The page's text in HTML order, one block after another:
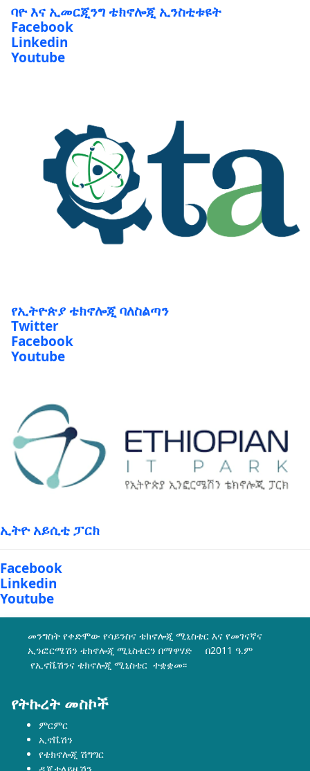
ባዮ እና ኢመርጂንግ ቴክኖሎጂ ኢንስቲቱዩት
Facebook
Linkedin
Youtube
የኢትዮጵያ ቴክኖሎጂ ባለስልጣን
Twitter
Facebook
Youtube
ኢትዮ አይሲቲ ፓርክ
Facebook
Linkedin
Youtube
መንግስት የቀድሞው የሳይንስና ቴክኖሎጂ ሚኒስቴር እና የመገናኛና
ኢንፎርሜሽን ቴክኖሎጂ ሚኒስቴርን በማዋሃድ በ2011 ዓ.ም
የኢኖቬሽንና ቴክኖሎጂ ሚኒስቴር ተቋቋመ፡፡
የትኩረት መስኮች
ምርምር
ኢኖቬሽን
የቴክኖሎጂ ሽግግር